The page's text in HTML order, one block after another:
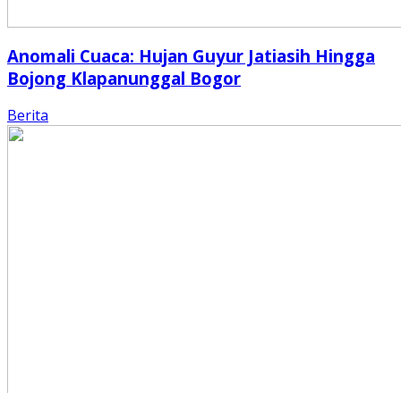
Anomali Cuaca: Hujan Guyur Jatiasih Hingga
Bojong Klapanunggal Bogor
Berita